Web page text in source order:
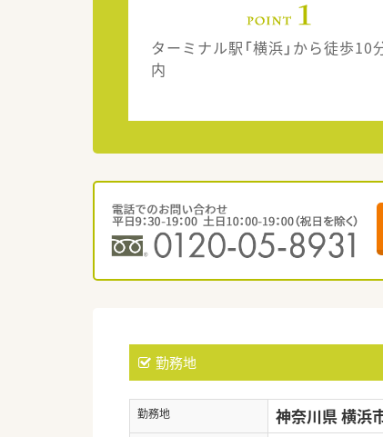
ターミナル駅「横浜」から徒歩10
内
勤務地
勤務地 神奈川県 横浜